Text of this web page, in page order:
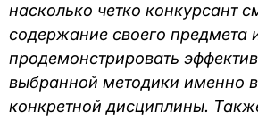
насколько четко конкурсант
содержание своего предмета
продемонстрировать
выбранной методики именно
конкретной дисциплины.